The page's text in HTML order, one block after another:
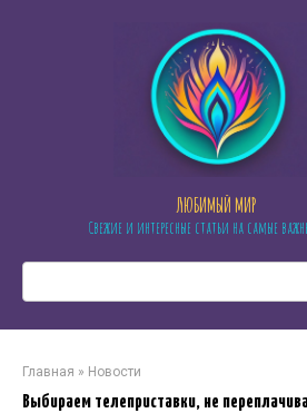
ЛЮБИМЫЙ МИР
Свежие и интересные статьи на самые
Главная » Новости
Выбираем телеприставки, не